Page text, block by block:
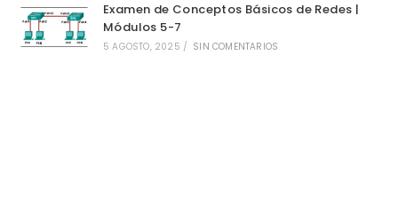
Examen de Conceptos Básicos de Redes |
Módulos 5-7
5 AGOSTO, 2025 / SIN COMENTARIOS